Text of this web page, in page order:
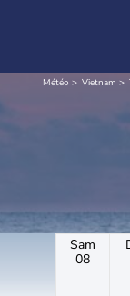
Météo Vietnam
Sam
08